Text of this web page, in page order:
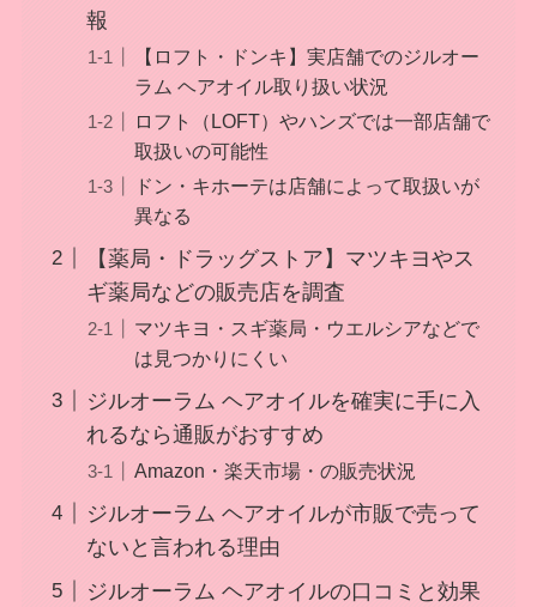
報
【ロフト・ドンキ】実店舗でのジルオー
ラム ヘアオイル取り扱い状況
ロフト（LOFT）やハンズでは一部店舗で
取扱いの可能性
ドン・キホーテは店舗によって取扱いが
異なる
【薬局・ドラッグストア】マツキヨやス
ギ薬局などの販売店を調査
マツキヨ・スギ薬局・ウエルシアなどで
は見つかりにくい
ジルオーラム ヘアオイルを確実に手に入
れるなら通販がおすすめ
Amazon・楽天市場・の販売状況
ジルオーラム ヘアオイルが市販で売って
ないと言われる理由
ジルオーラム ヘアオイルの口コミと効果